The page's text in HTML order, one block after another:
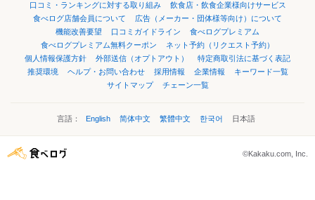
口コミ・ランキングに対する取り組み
飲食店・飲食企業様向けサービス
食べログ店舗会員について
広告（メーカー・団体様等向け）について
機能改善要望
口コミガイドライン
食べログプレミアム
食べログプレミアム無料クーポン
ネット予約（リクエスト予約）
個人情報保護方針
外部送信（オプトアウト）
特定商取引法に基づく表記
推奨環境
ヘルプ・お問い合わせ 採用情報 企業情報
キーワード一覧
サイトマップ
チェーン一覧
言語： English 简体中文 繁體中文 한국어 日本語
©Kakaku.com, Inc.